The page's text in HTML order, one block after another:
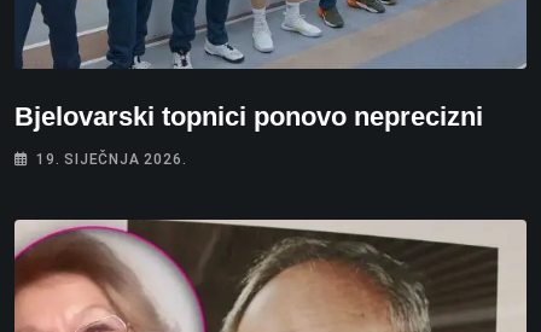
Bjelovarski topnici ponovo neprecizni
19. SIJEČNJA 2026.